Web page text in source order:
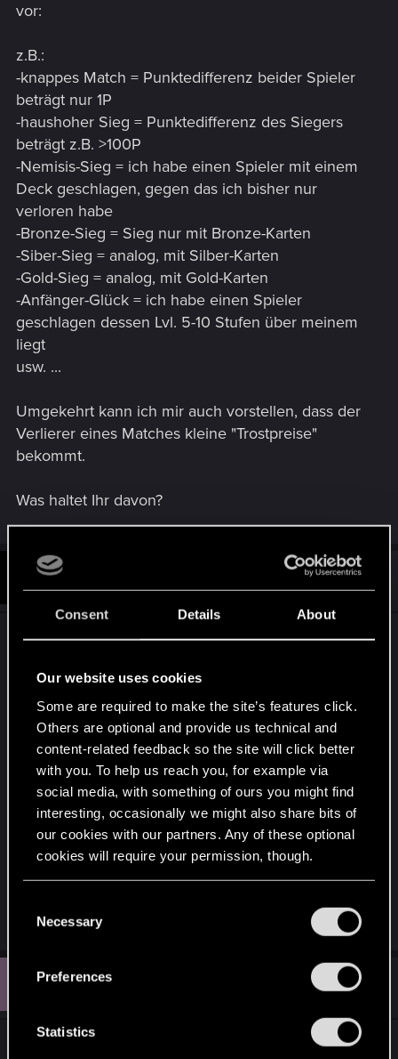
Consent Details About
Our website uses cookies
Some are required to make the site’s features click.
Others are optional and provide us technical and
content-related feedback so the site will click better
with you. To help us reach you, for example via
social media, with something of ours you might find
interesting, occasionally we might also share bits of
our cookies with our partners. Any of these optional
cookies will require your permission, though.
and tweak your preferences regarding them in the
Necessary
Preferences
Statistics
vor:
z.B.:
-knappes Match = Punktedifferenz beider Spieler
beträgt nur 1P
-haushoher Sieg = Punktedifferenz des Siegers
beträgt z.B. >100P
-Nemisis-Sieg = ich habe einen Spieler mit einem
Deck geschlagen, gegen das ich bisher nur
verloren habe
-Bronze-Sieg = Sieg nur mit Bronze-Karten
-Siber-Sieg = analog, mit Silber-Karten
-Gold-Sieg = analog, mit Gold-Karten
-Anfänger-Glück = ich habe einen Spieler
geschlagen dessen Lvl. 5-10 Stufen über meinem
liegt
usw. ...
Umgekehrt kann ich mir auch vorstellen, dass der
Verlierer eines Matches kleine "Trostpreise"
bekommt.
Was haltet Ihr davon?
Nov 18, 2016
Vom Prinzip her eine gute Idee, da es einen
aufpassen, dass es noch fair zu geht. Der Punkt
haushoher Sieg, annimiert die Spieler dazu bei
einen bereits gewonnenen Spiel, alle Karten zu
spielen und oft ist man bereits frustriert wenn man
"haushoch" verloren hat, man will nicht zuschauen
wie der Gegner mit sich selbst spielt. Weiterhin ist
es problematisch, da Spieler jederzeit den Bonus
verhindern können indem sie das Spiel
abbrechen. Außerdem müsste man noch
bedenken, dass es manchmal keine 3. Runde gibt.
D DanielSens
Nov 18, 2016
Es geben doch jetzt schon voll viele auf, wenn